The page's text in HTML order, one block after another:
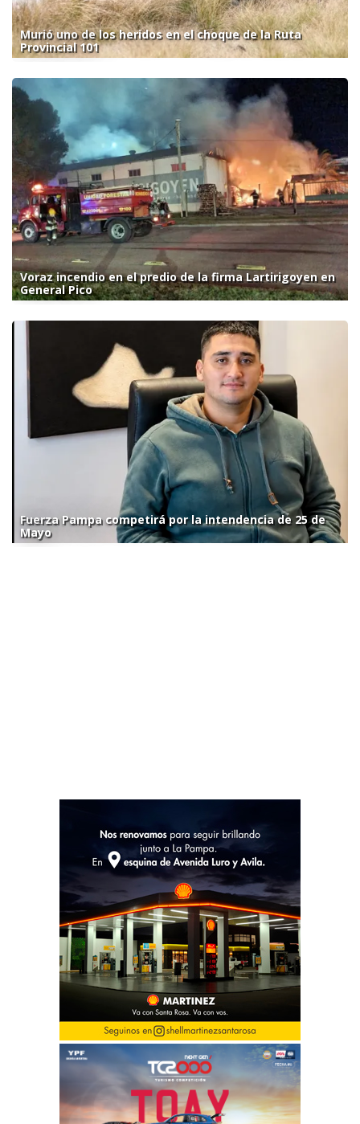
Murió uno de los heridos en el choque de la Ruta
Provincial 101
Voraz incendio en el predio de la firma Lartirigoyen en
General Pico
Fuerza Pampa competirá por la intendencia de 25 de
Mayo